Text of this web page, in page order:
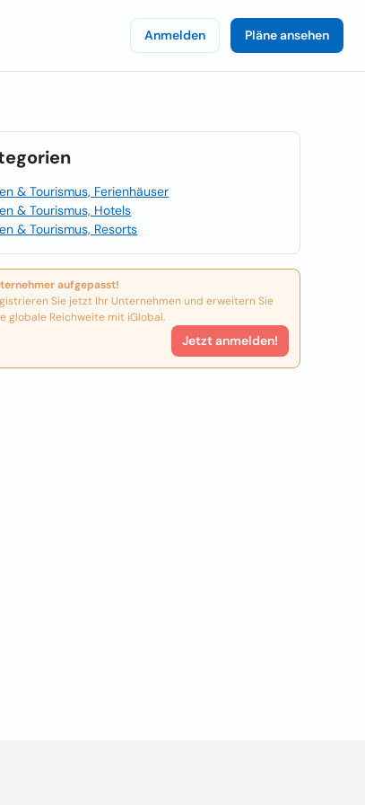
Anmelden Pläne ansehen
& Tourismus, Ferienhäuser
& Tourismus, Hotels
& Tourismus, Resorts
aufgepasst!
Sie jetzt Ihr Unternehmen und erweitern Sie
globale Reichweite mit iGlobal.
Jetzt anmelden!